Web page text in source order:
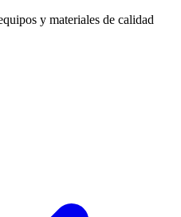
y materiales de calidad